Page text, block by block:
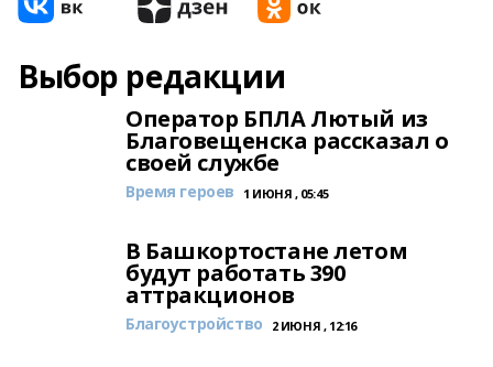
Выбор редакции
Оператор БПЛА Лютый из
Благовещенска рассказал о
своей службе
Время героев 1 ИЮНЯ , 05:45
В Башкортостане летом
будут работать 390
аттракционов
Благоустройство 2 ИЮНЯ , 12:16